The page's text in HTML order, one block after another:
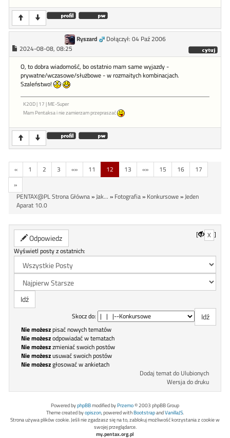
Ryszard
Dołączył: 04 Paź 2006
2024-08-08, 08:25
O, to dobra wiadomość, bo ostatnio mam same wyjazdy -
prywatne/wczasowe/służbowe - w rozmaitych kombinacjach.
Szaleństwo!
K20D | 17 | ME-Super
Mam Pentaksa i nie zamierzam przepraszać
« 1 2 3 «» 11 12 13 «» 15 16
17
»
PENTAX@PL Strona Główna»Jak... » Fotografia» Konkursowe»Jeden
Aparat 10.0
Odpowiedz [ X ]
Wyświetl posty z ostatnich:
Skocz do:
Nie możeszpisać nowych tematów
Nie możeszodpowiadać w tematach
Nie możeszzmieniać swoich postów
Nie możeszusuwać swoich postów
Nie możeszgłosować w ankietach
Dodaj temat do Ulubionych
Wersja do druku
Powered byphpBBmodified byPrzemo© 2003 phpBB Group
Theme created byopiszon, powered withBootstrapandVanillaJS.
Strona używa plików cookie. Jeśli nie zgadzasz się na to, zablokuj możliwość korzystania z cookie w
swojej przeglądarce.
my.pentax.org.pl